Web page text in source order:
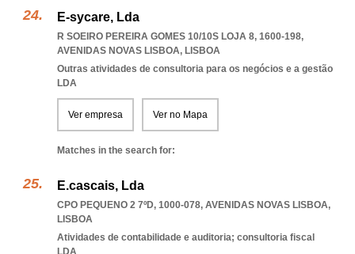
E-sycare, Lda
R SOEIRO PEREIRA GOMES 10/10S LOJA 8, 1600-198,
AVENIDAS NOVAS LISBOA, LISBOA
Outras atividades de consultoria para os negócios e a gestão
LDA
Ver empresa Ver no Mapa
Matches in the search for:
E.cascais, Lda
CPO PEQUENO 2 7ºD, 1000-078, AVENIDAS NOVAS LISBOA,
LISBOA
Atividades de contabilidade e auditoria; consultoria fiscal
LDA